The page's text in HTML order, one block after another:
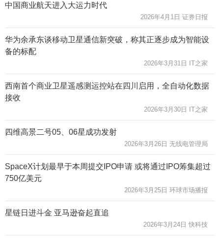
中国商业航天进入大运力时代
2026年4月1日 证券日报
华为余承东谈移动卫星通信新突破，称其正逐步成为智能设
备的标配
2026年3月31日 IT之家
西南首个商业卫星遥感测运控站在四川启用，全自动化数据
接收
2026年3月30日 IT之家
四维高景二号05、06星成功发射
2026年3月26日 无线电管理局
SpaceX计划最早于本周提交IPO申请 或将通过IPO筹集超过
750亿美元
2026年3月25日 环球市场播报
星链日进斗金 亚马逊奋起直追
2026年3月24日 快科技